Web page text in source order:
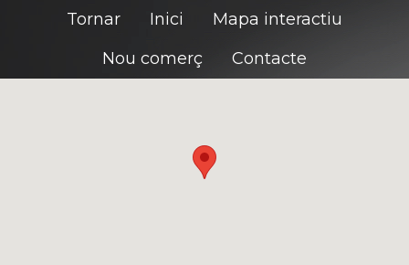
Tornar Inici
Mapa interactiu
Nou comerç
Contacte